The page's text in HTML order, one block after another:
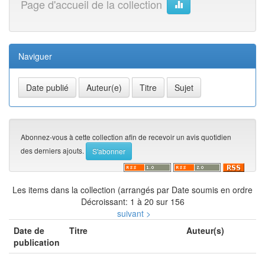
Page d'accueil de la collection
Naviguer
Abonnez-vous à cette collection afin de recevoir un avis quotidien
des derniers ajouts.
Les items dans la collection (arrangés par Date soumis en ordre
Décroissant: 1 à 20 sur 156
suivant >
Date de
publication
Titre Auteur(s)